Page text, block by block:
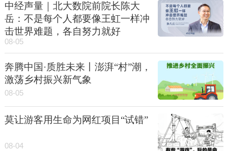
中经声量｜北大数院前院长陈大
岳：不是每个人都要像王虹一样冲
击世界难题，各自努力就好
08-05
奔腾中国·质胜未来丨澎湃“村”潮，
激荡乡村振兴新气象
08-05
莫让游客用生命为网红项目“试错”
08-04